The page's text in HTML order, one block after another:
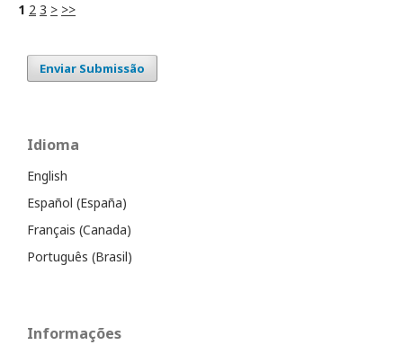
1 2 3 > >>
Enviar Submissão
Idioma
English
Español (España)
Français (Canada)
Português (Brasil)
Informações